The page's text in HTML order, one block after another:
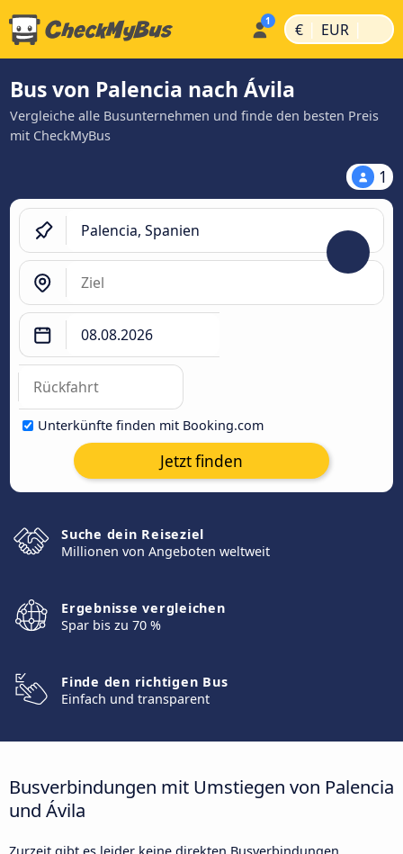
€ | EUR |
Bus von Palencia nach Ávila‎
Vergleiche alle Busunternehmen und finde den besten Preis
mit CheckMyBus
1
Unterkünfte finden mit Booking.com
Jetzt finden
Suche dein Reiseziel
Millionen von Angeboten weltweit
Ergebnisse vergleichen
Spar bis zu 70 %
Finde den richtigen Bus
Einfach und transparent
Busverbindungen mit Umstiegen von Palencia
und Ávila‎